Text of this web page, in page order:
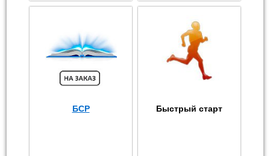
БСР Быстрый старт